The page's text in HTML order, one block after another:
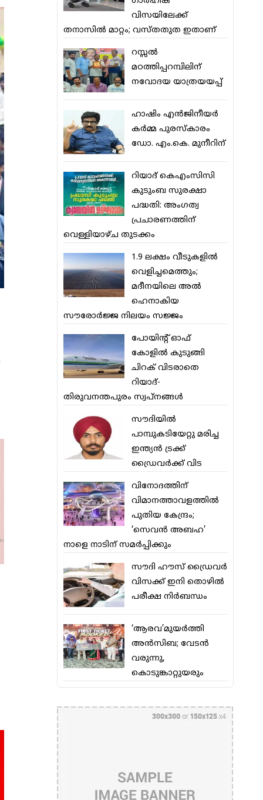
വിസയിലേക്ക്
തനാസില്‍ മാറ്റം; വസ്തതുത ഇതാണ്
റസ്സല്‍
മഠത്തിപ്പറമ്പിലിന്
നവോദയ യാത്രയയപ്പ്
ഹാഷിം എന്‍ജിനീയര്‍
കര്‍മ്മ പുരസ്‌കാരം
ഡോ. എം.കെ. മുനീറിന്
റിയാദ് കെഎംസിസി
കുടുംബ സുരക്ഷാ
പദ്ധതി: അംഗത്വ
പ്രചാരണത്തിന്
വെള്ളിയാഴ്ച തുടക്കം
1.9 ലക്ഷം വീടുകളില്‍
വെളിച്ചമെത്തും;
മദീനയിലെ അല്‍
ഹെനാകിയ
സൗരോര്‍ജ്ജ നിലയം സജ്ജം
പോയിന്റ് ഓഫ്
കോളില്‍ കുടുങ്ങി
ചിറക് വിടരാതെ
റിയാദ്-
തിരുവനന്തപുരം സ്വപ്നങ്ങള്‍
സൗദിയിൽ
പാമ്പുകടിയേറ്റു മരിച്ച
ഇന്ത്യൻ ട്രക്ക്
ഡ്രൈവർക്ക് വിട
വിനോദത്തിന്
വിമാനത്താവളത്തില്‍
പുതിയ കേന്ദ്രം;
‘സെവന്‍ അബഹ’
നാളെ നാടിന് സമര്‍പ്പിക്കും
സൗദി ഹൗസ് ഡ്രൈവര്‍
വിസക്ക് ഇനി തൊഴില്‍
പരീക്ഷ നിര്‍ബന്ധം
‘ആരവ’മുയര്‍ത്തി
അന്‍സിബ; വേടന്‍
വരുന്നു,
കൊടുങ്കാറ്റുയരും